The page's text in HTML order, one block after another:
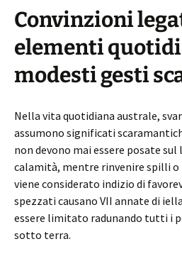
Convinzioni
elementi
modesti gesti
Nella vita quotidiana australe,
assumono significati
non devono mai essere posate
calamità, mentre rinvenire spilli
viene considerato indizio di
spezzati causano VII annate di
essere limitato radunando tutti i
sotto terra.